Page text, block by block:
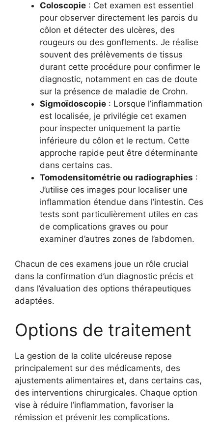
Coloscopie : Cet examen est essentiel
pour observer directement les parois du
côlon et détecter des ulcères, des
rougeurs ou des gonflements. Je réalise
souvent des prélèvements de tissus
durant cette procédure pour confirmer le
diagnostic, notamment en cas de doute
sur la présence de maladie de Crohn.
Sigmoïdoscopie : Lorsque l’inflammation
est localisée, je privilégie cet examen
pour inspecter uniquement la partie
inférieure du côlon et le rectum. Cette
approche rapide peut être déterminante
dans certains cas.
Tomodensitométrie ou radiographies :
J’utilise ces images pour localiser une
inflammation étendue dans l’intestin. Ces
tests sont particulièrement utiles en cas
de complications graves ou pour
examiner d’autres zones de l’abdomen.
Chacun de ces examens joue un rôle crucial
dans la confirmation d’un diagnostic précis et
dans l’évaluation des options thérapeutiques
adaptées.
Options de traitement
La gestion de la colite ulcéreuse repose
principalement sur des médicaments, des
ajustements alimentaires et, dans certains cas,
des interventions chirurgicales. Chaque option
vise à réduire l’inflammation, favoriser la
rémission et prévenir les complications.